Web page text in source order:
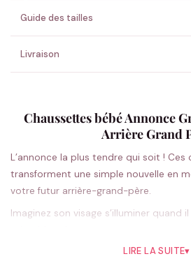
💚 Retour sous 24-48h
Guide des tailles
Livraison
Chaussettes bébé Annonce
Arrière Grand
L’annonce la plus tendre qui soit !
transforment une simple nouvelle en
votre futur arrière-grand-père.
Imaginez son visage s’illuminer quand
grossesse. Le message « Bientôt
LIRE LA SUITE▾